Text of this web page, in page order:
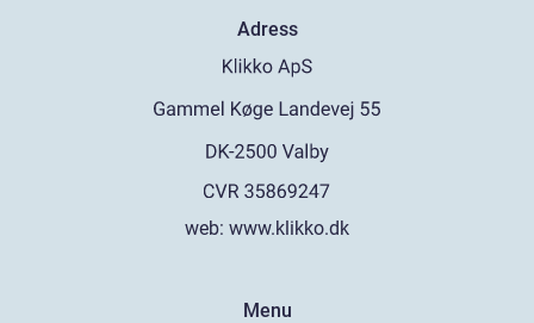
Adress
web: www.klikko.dk
Menu